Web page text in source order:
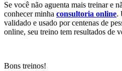
Se você não aguenta mais treinar e
conhecer minha consultoria online.
validado e usado por centenas de
online, seu treino tem resultados de
Bons treinos!